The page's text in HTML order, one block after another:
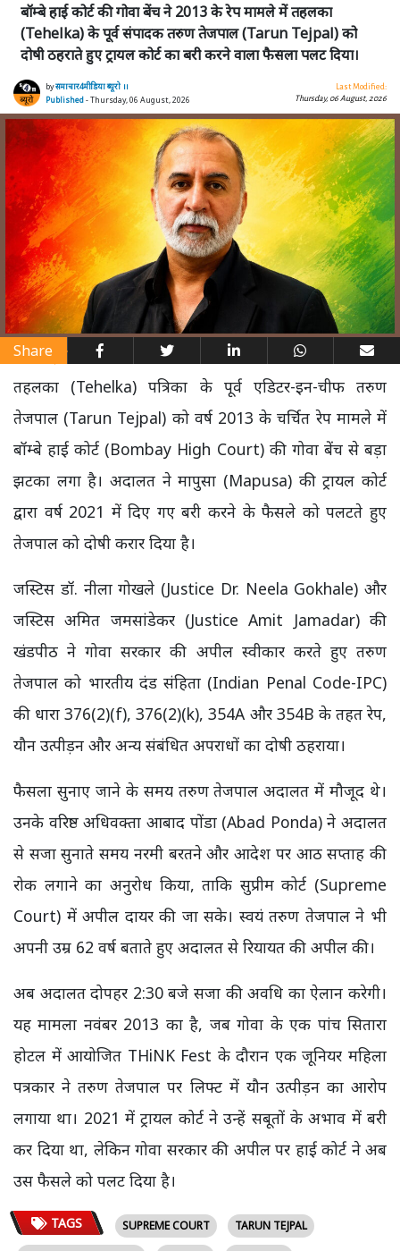
बॉम्बे हाई कोर्ट की गोवा बेंच ने 2013 के रेप मामले में तहलका
(Tehelka) के पूर्व संपादक तरुण तेजपाल (Tarun Tejpal) को
दोषी ठहराते हुए ट्रायल कोर्ट का बरी करने वाला फैसला पलट दिया।
byसमाचार4मीडिया ब्यूरो ।।
Published- Thursday, 06 August, 2026
Last Modified:
Thursday, 06 August, 2026
Share
तहलका (Tehelka) पत्रिका के पूर्व एडिटर-इन-चीफ तरुण
तेजपाल (Tarun Tejpal) को वर्ष 2013 के चर्चित रेप मामले में
बॉम्बे हाई कोर्ट (Bombay High Court) की गोवा बेंच से बड़ा
झटका लगा है। अदालत ने मापुसा (Mapusa) की ट्रायल कोर्ट
द्वारा वर्ष 2021 में दिए गए बरी करने के फैसले को पलटते हुए
तेजपाल को दोषी करार दिया है।
जस्टिस डॉ. नीला गोखले (Justice Dr. Neela Gokhale) और
जस्टिस अमित जमसांडेकर (Justice Amit Jamadar) की
खंडपीठ ने गोवा सरकार की अपील स्वीकार करते हुए तरुण
तेजपाल को भारतीय दंड संहिता (Indian Penal Code-IPC)
की धारा 376(2)(f), 376(2)(k), 354A और 354B के तहत रेप,
यौन उत्पीड़न और अन्य संबंधित अपराधों का दोषी ठहराया।
फैसला सुनाए जाने के समय तरुण तेजपाल अदालत में मौजूद थे।
उनके वरिष्ठ अधिवक्ता आबाद पोंडा (Abad Ponda) ने अदालत
से सजा सुनाते समय नरमी बरतने और आदेश पर आठ सप्ताह की
रोक लगाने का अनुरोध किया, ताकि सुप्रीम कोर्ट (Supreme
Court) में अपील दायर की जा सके। स्वयं तरुण तेजपाल ने भी
अपनी उम्र 62 वर्ष बताते हुए अदालत से रियायत की अपील की।
अब अदालत दोपहर 2:30 बजे सजा की अवधि का ऐलान करेगी।
यह मामला नवंबर 2013 का है, जब गोवा के एक पांच सितारा
होटल में आयोजित THiNK Fest के दौरान एक जूनियर महिला
पत्रकार ने तरुण तेजपाल पर लिफ्ट में यौन उत्पीड़न का आरोप
लगाया था। 2021 में ट्रायल कोर्ट ने उन्हें सबूतों के अभाव में बरी
कर दिया था, लेकिन गोवा सरकार की अपील पर हाई कोर्ट ने अब
उस फैसले को पलट दिया है।
TAGS SUPREME COURT
TARUN TEJPAL